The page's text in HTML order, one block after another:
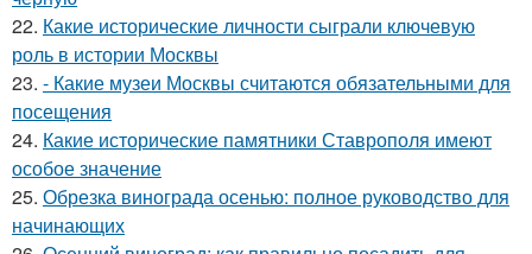
22. Какие исторические личности сыграли ключевую
роль в истории Москвы
23. - Какие музеи Москвы считаются обязательными для
посещения
24. Какие исторические памятники Ставрополя имеют
особое значение
25. Обрезка винограда осенью: полное руководство для
начинающих